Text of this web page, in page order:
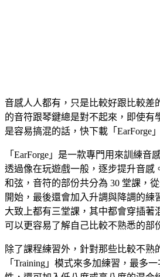
音感人人都有，只是比較好跟比較差
的音符跟琴鍵總是對不起來，即使有
是容易搞混的話，快下載「EarForge
「EarForge」是一款專門用來訓練音
透過像在玩遊戲一般，逐步提升音感
和弦，音符的部份共分為 30 堂課，
開始，最後還會加入升調與降調的練
大致上都有三堂課，其中都會穿插著
可以更容易了解自己比較不熟悉的部
除了課程練習外，針對那些比較不熟
「Training」模式來多加練習，最多